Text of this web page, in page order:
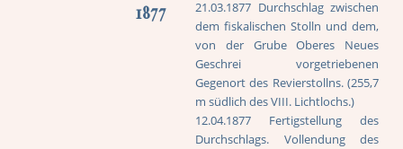
1877
21.03.1877 Durchschlag zwischen
dem fiskalischen Stolln und dem,
von der Grube Oberes Neues
Geschrei vorgetriebenen
Gegenort des Revierstollns. (255,7
m südlich des VIII. Lichtlochs.)
12.04.1877 Fertigstellung des
Durchschlags. Vollendung des